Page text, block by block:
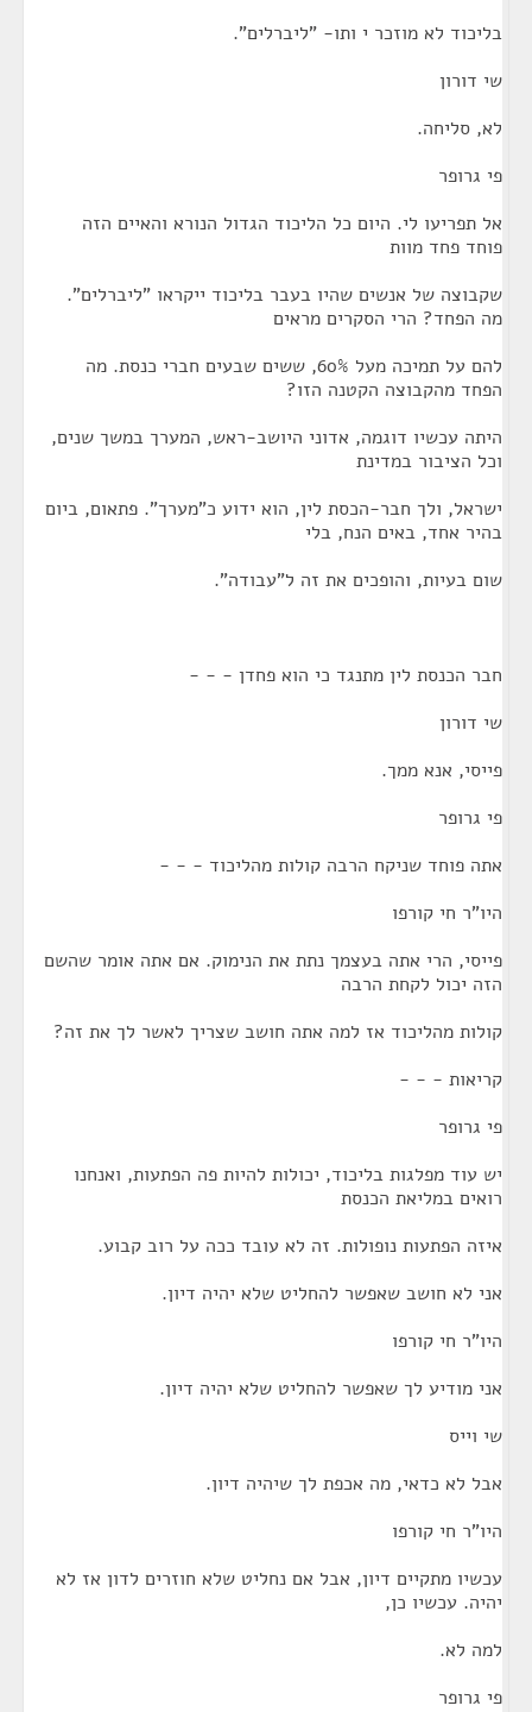
בליכוד לא מוזכר י ותו- "ליברלים".
שי דורון
לא, סליחה.
פי גרופר
אל תפריעו לי. היום כל הליכוד הגדול הנורא והאיים הזה
פוחד פחד מוות
שקבוצה של אנשים שהיו בעבר בליכוד ייקראו "ליברלים".
מה הפחד? הרי הסקרים מראים
להם על תמיכה מעל 60%, ששים שבעים חברי כנסת. מה
הפחד מהקבוצה הקטנה הזו?
היתה עכשיו דוגמה, אדוני היושב-ראש, המערך במשך שנים,
וכל הציבור במדינת
ישראל, ולך חבר-הכסת לין, הוא ידוע כ"מערך". פתאום, ביום
בהיר אחד, באים הנח, בלי
שום בעיות, והופכים את זה ל"עבודה".
חבר הכנסת לין מתנגד כי הוא פחדן - - -
שי דורון
פייסי, אנא ממך.
פי גרופר
אתה פוחד שניקח הרבה קולות מהליכוד - - -
היו"ר חי קורפו
פייסי, הרי אתה בעצמך נתת את הנימוק. אם אתה אומר שהשם
הזה יכול לקחת הרבה
קולות מהליכוד אז למה אתה חושב שצריך לאשר לך את זה?
קריאות - - -
פי גרופר
יש עוד מפלגות בליכוד, יכולות להיות פה הפתעות, ואנחנו
רואים במליאת הכנסת
איזה הפתעות נופולות. זה לא עובד ככה על רוב קבוע.
אני לא חושב שאפשר להחליט שלא יהיה דיון.
היו"ר חי קורפו
אני מודיע לך שאפשר להחליט שלא יהיה דיון.
שי וייס
אבל לא כדאי, מה אכפת לך שיהיה דיון.
היו"ר חי קורפו
עכשיו מתקיים דיון, אבל אם נחליט שלא חוזרים לדון אז לא
יהיה. עכשיו כן,
למה לא.
פי גרופר